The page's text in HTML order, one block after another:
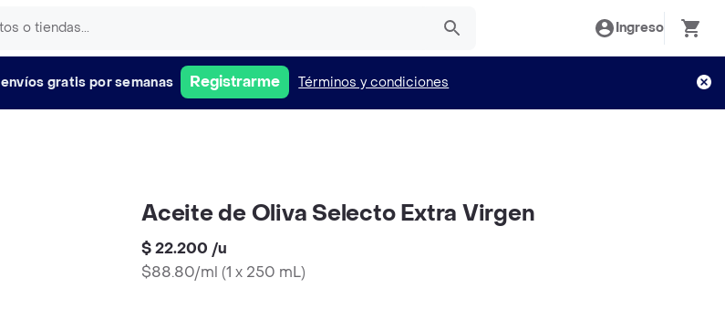
Ingreso
envíos gratis por semanas Registrarme Términos y condiciones
Aceite de Oliva Selecto Extra Virgen
$ 22.200 /u
$88.80/ml (1 x 250 mL)